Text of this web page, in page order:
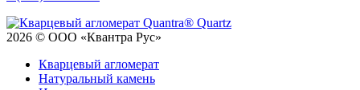
2026 © ООО «Квантра Рус»
Кварцевый агломерат
Натуральный камень